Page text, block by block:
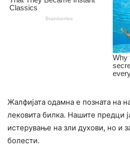
Жалфијата одамна е позната на
лековита билка. Нашите предци
истерување на зли духови, но и
болести.